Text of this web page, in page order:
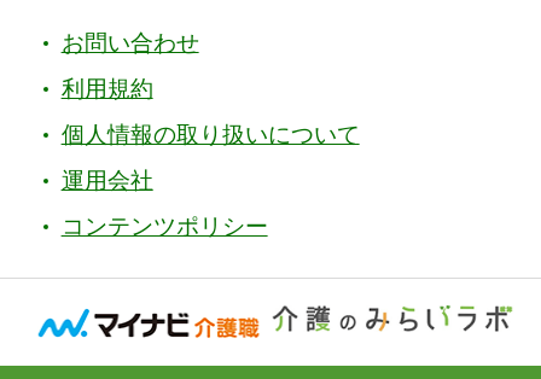
お問い合わせ
利用規約
個人情報の取り扱いについて
運用会社
コンテンツポリシー